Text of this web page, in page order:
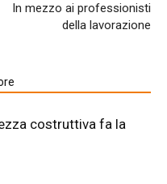
In mezzo ai professionisti
della lavorazione
costruttiva fa la